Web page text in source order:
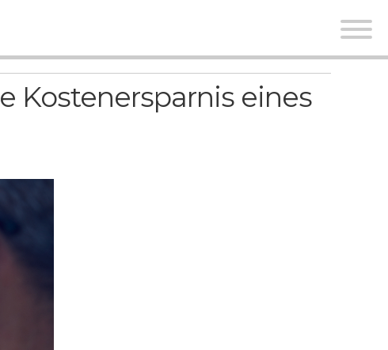
Kostenersparnis eines